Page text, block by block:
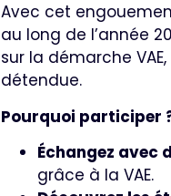
Avec cet
au long de l’année
sur la démarche
détendue.
Pourquoi participer
Échangez avec
grâce à la VAE.